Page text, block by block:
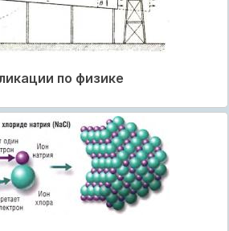
по физике